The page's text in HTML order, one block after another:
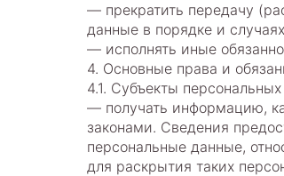
— прекратить передачу
данные в порядке и
— исполнять иные
4. Основные права и
4.1. Субъекты
— получать информацию,
законами. Сведения
персональные данные,
для раскрытия таких